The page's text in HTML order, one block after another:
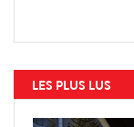
LES PLUS LUS